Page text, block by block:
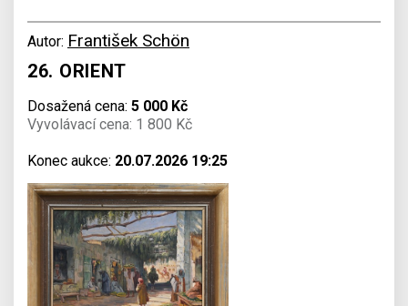
Autor: František Schön
26. ORIENT
Dosažená cena: 5 000 Kč
Vyvolávací cena: 1 800 Kč
Konec aukce: 20.07.2026 19:25